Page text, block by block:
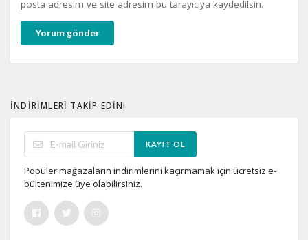
posta adresim ve site adresim bu tarayıcıya kaydedilsin.
Yorum gönder
İNDIRIMLERI TAKIP EDIN!
KAYIT OL
Popüler mağazaların indirimlerini kaçırmamak için ücretsiz e-
bültenimize üye olabilirsiniz.